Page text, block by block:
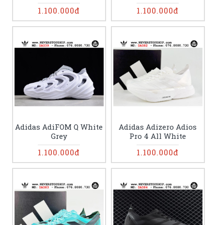
1.100.000đ 1.100.000đ
Adidas AdiFOM Q White
Grey
1.100.000đ
Adidas Adizero Adios
Pro 4 All White
1.100.000đ